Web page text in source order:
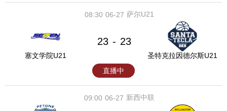
06-27
08:30 萨尔U21
塞文学院U21
23 - 23
圣特克拉因德尔斯U21
直播中
06-27
09:00 新西中联